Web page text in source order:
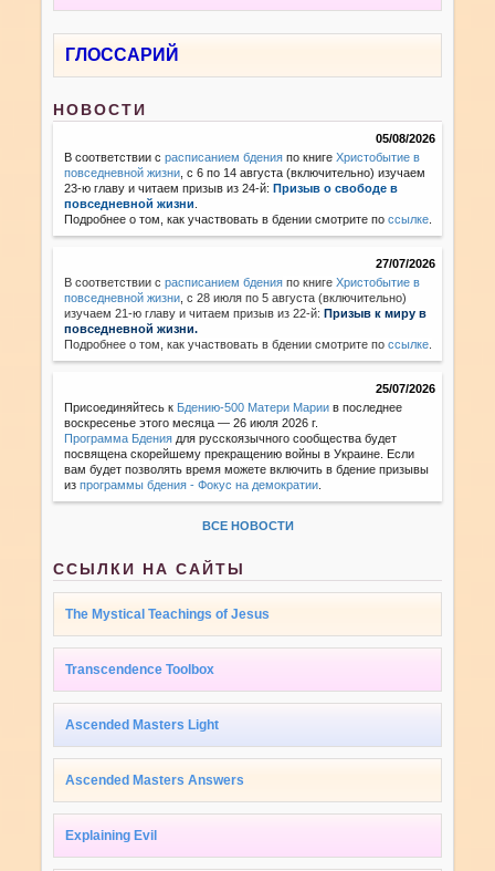
ГЛОССАРИЙ
НОВОСТИ
05/08/2026
В соответствии срасписанием бдения по книгеХристобытие в
повседневной жизни , с 6 по 14 августа (включительно) изучаем
23-ю главу и читаем призыв из 24-й:Призыв о свободе в
повседневной жизни
Подробнее о том, как участвовать в бдении смотрите поссылке
27/07/2026
В соответствии с расписанием бдения по книгеХристобытие в
повседневной жизни с 28 июля по 5 августа (включительно)
изучаем 21-ю главу и читаем призыв из 22-й:Призыв к миру в
повседневной жизни.
Подробнее о том, как участвовать в бдении смотрите поссылке
25/07/2026
Присоединяйтесь к Бдению-500 Матери Марии в последнее
воскресенье этого месяца — 26 июля 2026 г.
Программа Бдения для русскоязычного сообщества будет
посвящена скорейшему прекращению войны в Украине. Если
вам будет позволять время можете включить в бдение призывы
изпрограммы бдения - Фокус на демократии
ВСЕ НОВОСТИ
ССЫЛКИ НА САЙТЫ
The Mystical Teachings of Jesus
Transcendence Toolbox
Ascended Masters Light
Ascended Masters Answers
Explaining Evil